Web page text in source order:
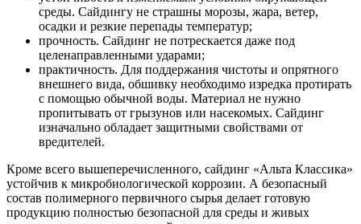
среды. Сайдингу не страшны морозы, жара, ветер,
осадки и резкие перепады температур;
прочность. Сайдинг не потрескается даже под
целенаправленными ударами;
практичность. Для поддержания чистоты и опрятного
внешнего вида, обшивку необходимо изредка протирать
с помощью обычной воды. Материал не нужно
пропитывать от грызунов или насекомых. Сайдинг
изначально обладает защитными свойствами от
вредителей.
Кроме всего вышеперечисленного, сайдинг «Альта Классика»
устойчив к микробиологической коррозии. А безопасный
состав полимерного первичного сырья делает готовую
продукцию полностью безопасной для среды и живых